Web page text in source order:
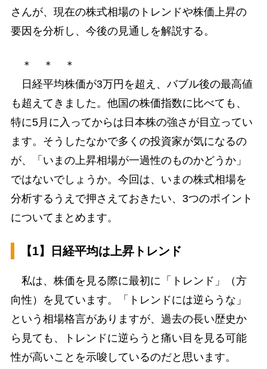
さんが、現在の株式相場のトレンドや株価上昇の
要因を分析し、今後の見通しを解説する。
＊ ＊ ＊
日経平均株価が3万円を超え、バブル後の最高値
も超えてきました。他国の株価指数に比べても、
特に5月に入ってからは日本株の強さが目立ってい
ます。そうしたなかで多くの投資家が気になるの
が、「いまの上昇相場が一過性のものかどうか」
ではないでしょうか。今回は、いまの株式相場を
分析するうえで押さえておきたい、3つのポイント
についてまとめます。
【1】日経平均は上昇トレンド
私は、株価を見る際に最初に「トレンド」（方
向性）を見ています。「トレンドには逆らうな」
という相場格言がありますが、過去の長い歴史か
ら見ても、トレンドに逆らうと痛い目を見る可能
性が高いことを示唆しているのだと思います。